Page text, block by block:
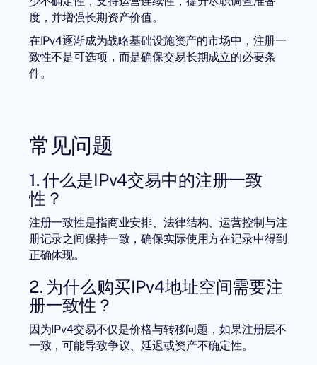
度，并增强长期资产价值。
在IPv4逐渐成为战略基础设施资产的市场中，注册一
致性不是可选项，而是确保交易长期成立的必要条
件。
常见问题
1. 什么是IPv4交易中的注册一致
性？
注册一致性是指商业安排、法律结构、运营控制与注
册记录之间保持一致，确保实际使用方在记录中得到
正确体现。
2. 为什么购买IPv4地址空间需要注
册一致性？
因为IPv4交易不仅是价格与转移问题，如果注册层不
一致，可能导致争议、延迟或资产不确定性。